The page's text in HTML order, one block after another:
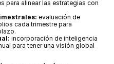
para alinear las estrategias con
evaluación de
cada trimestre para
incorporación de inteligencia
para tener una visión global